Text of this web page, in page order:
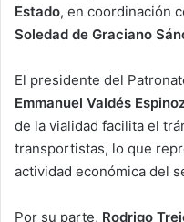
Estado, en coordinación
Soledad de Graciano
El presidente del
Emmanuel Valdés
de la vialidad facilita el
transportistas, lo que
actividad económica del
Por su parte, Rodrigo